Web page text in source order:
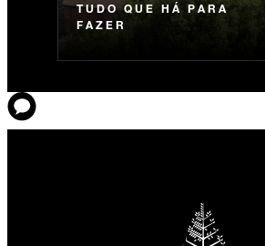
TUDO QUE HÁ PARA
FAZER